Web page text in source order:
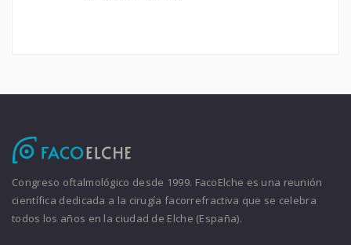
Congreso oftalmológico desde 1999. FacoElche es una reunión
científica dedicada a la cirugía facorrefractiva que se celebra
todos los años en la ciudad de Elche (España).